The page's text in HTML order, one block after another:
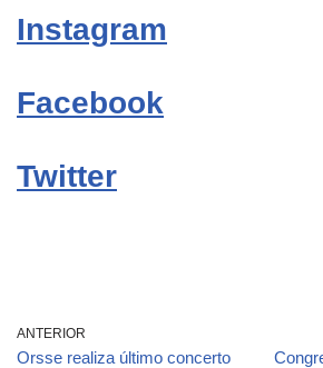
Instagram
Facebook
Twitter
ANTERIOR
Orsse realiza último concerto